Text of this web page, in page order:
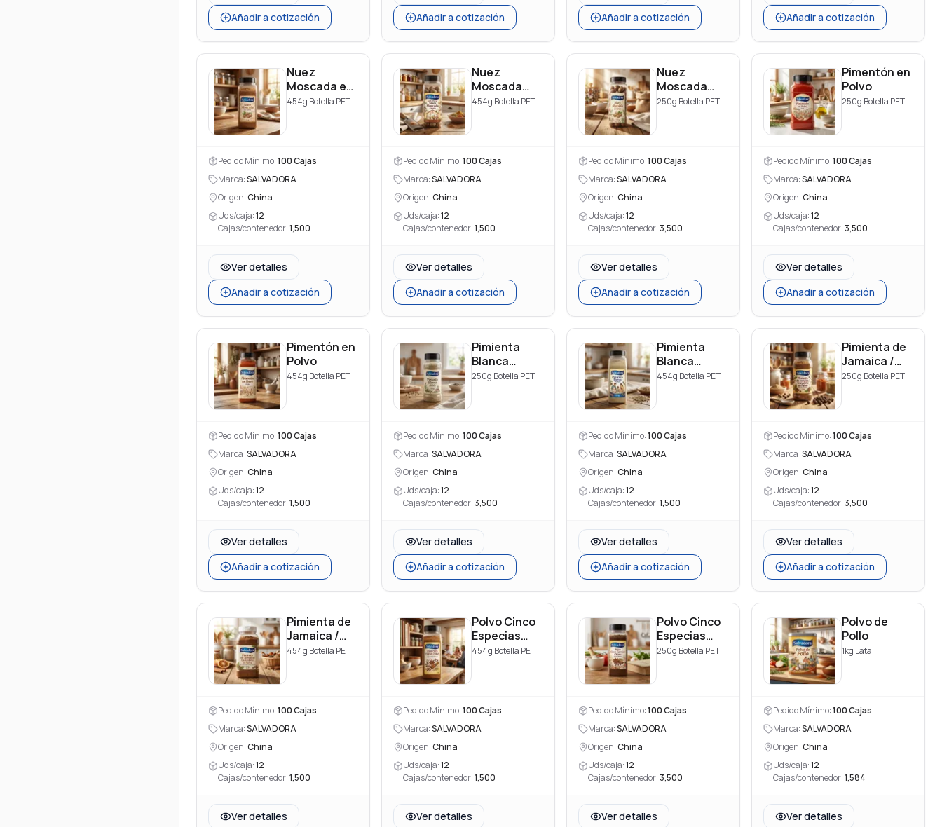
Añadir a cotización
Añadir a cotización
Añadir a cotización
Añadir a cotización
Nuez
Moscada en
Polvo
454g Botella PET
Pedido Mínimo:100Cajas
Marca:SALVADORA
Origen:China
Uds/caja:12
Cajas/contenedor:1,500
Ver detalles
Añadir a cotización
Nuez
Moscada
Entera
454g Botella PET
Pedido Mínimo:100Cajas
Marca:SALVADORA
Origen:China
Uds/caja:12
Cajas/contenedor:1,500
Ver detalles
Añadir a cotización
Nuez
Moscada
Entera
250g Botella PET
Pedido Mínimo:100Cajas
Marca:SALVADORA
Origen:China
Uds/caja:12
Cajas/contenedor:3,500
Ver detalles
Añadir a cotización
Pimentón en
Polvo
250g Botella PET
Pedido Mínimo:100Cajas
Marca:SALVADORA
Origen:China
Uds/caja:12
Cajas/contenedor:3,500
Ver detalles
Añadir a cotización
Pimentón en
Polvo
454g Botella PET
Pedido Mínimo:100Cajas
Marca:SALVADORA
Origen:China
Uds/caja:12
Cajas/contenedor:1,500
Ver detalles
Añadir a cotización
Pimienta
Blanca
Molida
250g Botella PET
Pedido Mínimo:100Cajas
Marca:SALVADORA
Origen:China
Uds/caja:12
Cajas/contenedor:3,500
Ver detalles
Añadir a cotización
Pimienta
Blanca
Molida
454g Botella PET
Pedido Mínimo:100Cajas
Marca:SALVADORA
Origen:China
Uds/caja:12
Cajas/contenedor:1,500
Ver detalles
Añadir a cotización
Pimienta de
Jamaica /
Guayabita
250g Botella PET
Pedido Mínimo:100Cajas
Marca:SALVADORA
Origen:China
Uds/caja:12
Cajas/contenedor:3,500
Ver detalles
Añadir a cotización
Pimienta de
Jamaica /
Guayabita
454g Botella PET
Pedido Mínimo:100Cajas
Marca:SALVADORA
Origen:China
Uds/caja:12
Cajas/contenedor:1,500
Ver detalles
Polvo Cinco
Especias
Chinas
454g Botella PET
Pedido Mínimo:100Cajas
Marca:SALVADORA
Origen:China
Uds/caja:12
Cajas/contenedor:1,500
Ver detalles
Polvo Cinco
Especias
Chinas
250g Botella PET
Pedido Mínimo:100Cajas
Marca:SALVADORA
Origen:China
Uds/caja:12
Cajas/contenedor:3,500
Ver detalles
Polvo de
Pollo
1kg Lata
Pedido Mínimo:100Cajas
Marca:SALVADORA
Origen:China
Uds/caja:12
Cajas/contenedor:1,584
Ver detalles